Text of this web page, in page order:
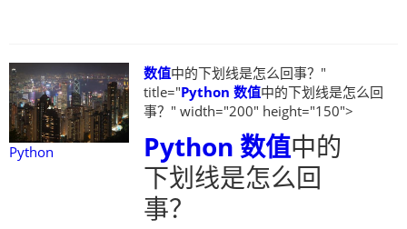
Python
数值中的下划线是怎么回事？"
title="Python 数值中的下划线是怎么回
事？" width="200" height="150">
Python 数值中的
下划线是怎么回
事？